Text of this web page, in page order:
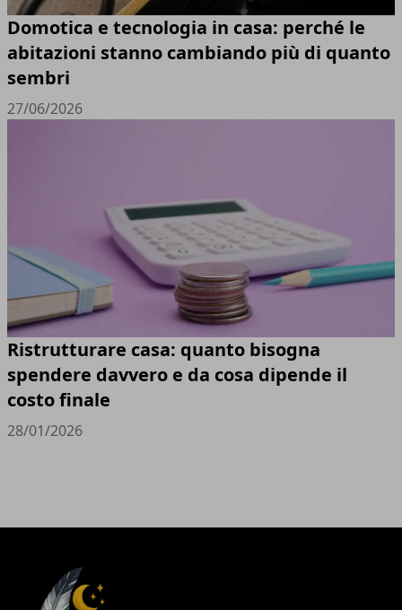
Domotica e tecnologia in casa: perché le
abitazioni stanno cambiando più di quanto
sembri
27/06/2026
Ristrutturare casa: quanto bisogna
spendere davvero e da cosa dipende il
costo finale
28/01/2026